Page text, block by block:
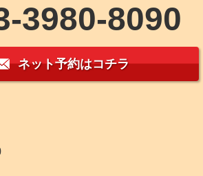
3980-8090
ネット予約はコチラ